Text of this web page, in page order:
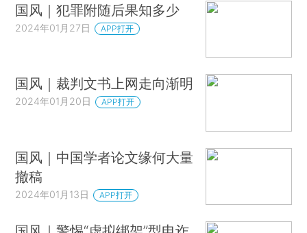
国风｜犯罪附随后果知多少
2024年01月27日 APP打开
国风｜裁判文书上网走向渐明
2024年01月20日 APP打开
国风｜中国学者论文缘何大量
撤稿
2024年01月13日 APP打开